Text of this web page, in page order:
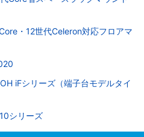
・12世代Celeron対応フロアマ
iFシリーズ（端子台モデルタイ
シリーズ